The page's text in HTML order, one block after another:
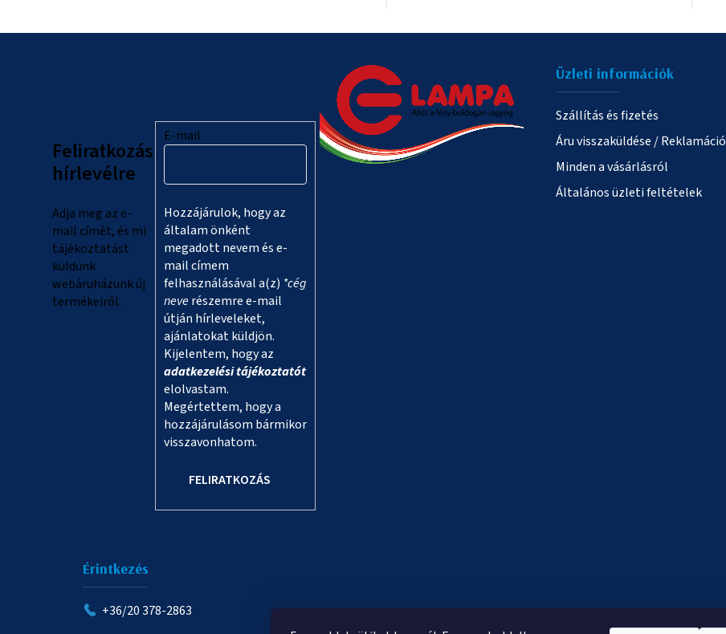
Feliratkozás
hírlevélre
Adja meg az e-
mail címét, és mi
tájékoztatást
küldünk
webáruházunk új
termékeiről.
E-mail
Hozzájárulok, hogy az
általam önként
megadott nevem és e-
mail címem
felhasználásával a(z) *cég
neverészemre e-mail
útján hírleveleket,
ajánlatokat küldjön.
Kijelentem, hogy az
adatkezelési tájékoztatót
elolvastam.
Megértettem, hogy a
hozzájárulásom bármikor
visszavonhatom.
FELIRATKOZÁS
Üzleti információk
Szállítás és fizetés
Áru visszaküldése / Reklamáció
Minden a vásárlásról
Általános üzleti feltételek
Érintkezés
+36/20 378-2863